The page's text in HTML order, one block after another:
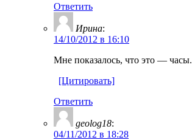
Ответить
Ирина:
14/10/2012 в 16:10
Мне показалось, что это — часы.
[Цитировать]
Ответить
geolog18:
04/11/2012 в 18:28